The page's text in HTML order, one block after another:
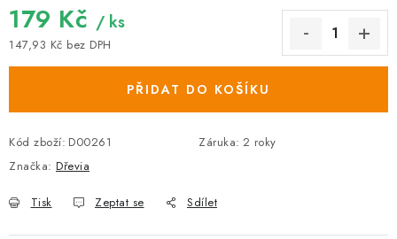
179 Kč / ks
147,93 Kč bez DPH
PŘIDAT DO KOŠÍKU
Kód zboží: D00261 Záruka: 2 roky
Značka: Dřevia
Tisk Zeptat se Sdílet